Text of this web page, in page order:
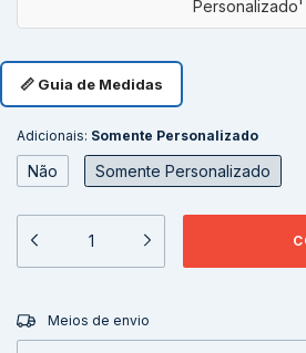
📏 Guia de Medidas
Adicionais: Somente Personalizado
Não Somente Personalizado
Entregas para o CEP:
Meios de envio